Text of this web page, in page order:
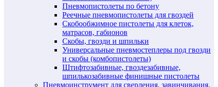
Пневмопистолеты по бетону
Реечные пневмопистолеты для гвоздей
Скобообжимное пистолеты для клеток,
матрасов, габионов
Скобы, гвозди и шпильки
Универсальные пневмостеплеры под гвозди
и скобы (комбопистолеты)
Штифтозабивные, гвоздезабивные,
шпилькозабивные финишные пистолеты
Пневмоинструмент для сверления, завинчивания,